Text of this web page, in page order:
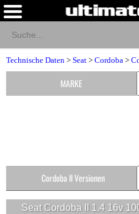
Technische Daten > Seat > Cordoba >
Seat Cordoba II 1.4 16v
MARKE
Cordoba II Versionen